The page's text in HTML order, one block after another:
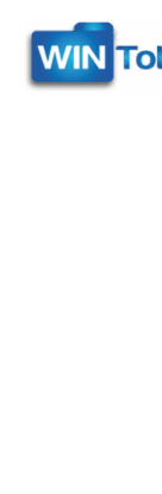
Inhalt
springen